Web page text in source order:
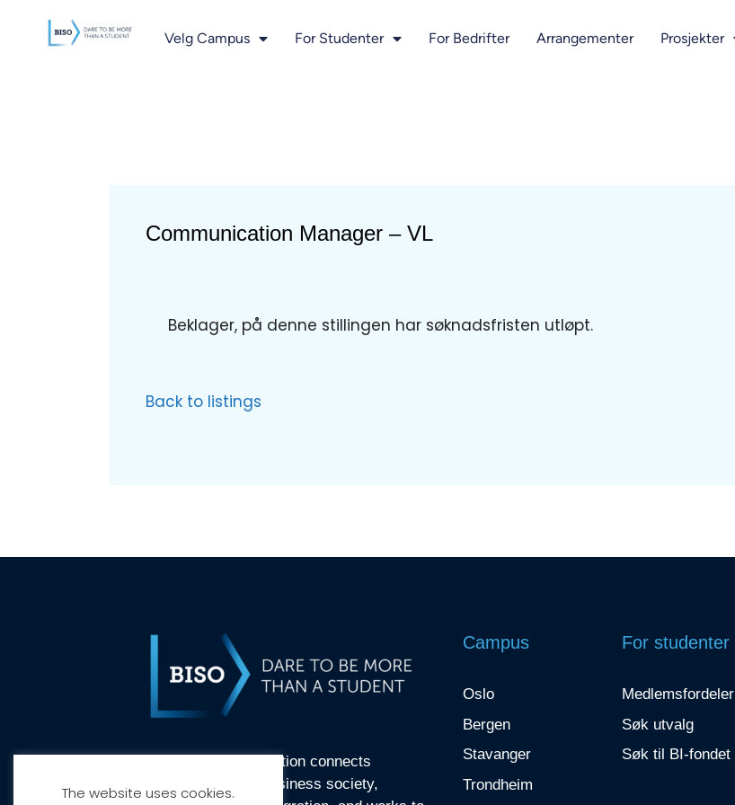
innholdet
Velg Campus For Studenter For Bedrifter Arrangementer Prosjekter
Communication Manager – VL
Beklager, på denne stillingen har søknadsfristen utløpt.
Back to listings
BI Student Organisation connects
students and the business society,
Campus
Oslo
Bergen
Stavanger
Trondheim
For studenter
Medlemsfordeler
Søk utvalg
Søk til BI-fondet
The website uses cookies.